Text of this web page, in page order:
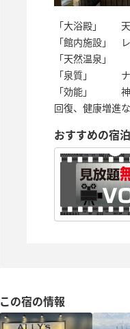
「大浴殿」 天
「館内施設」
「天然温泉」
「泉質」 ナト
「効能」 神経
回復、健康増進
おすすめの宿
この宿の情報